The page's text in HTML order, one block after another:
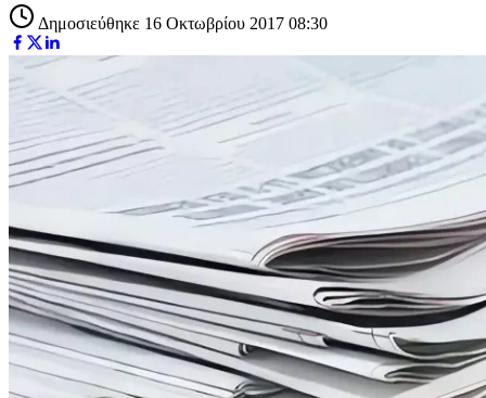
Δημοσιεύθηκε 16 Οκτωβρίου 2017 08:30